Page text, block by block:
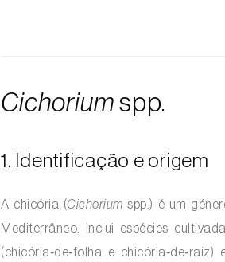
Cichorium spp.
1. Identificação e origem
A chicória (Cichorium spp.) é um
Mediterrâneo. Inclui espécies
(chicória‑de‑folha e chicória‑de‑raiz)